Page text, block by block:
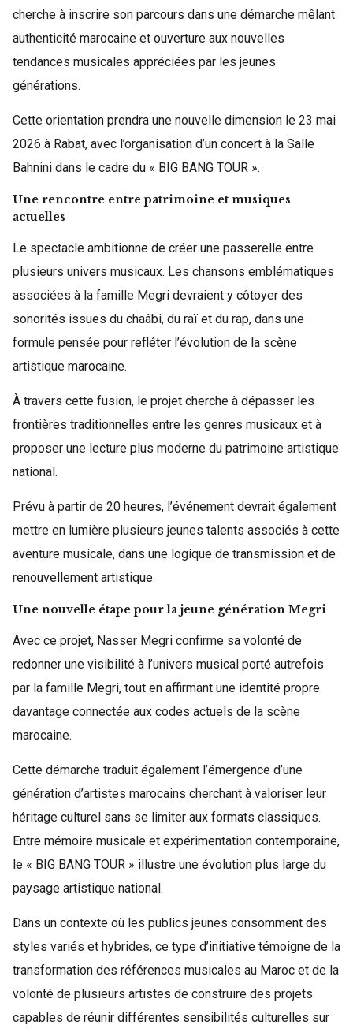
cherche à inscrire son parcours dans une démarche mêlant
authenticité marocaine et ouverture aux nouvelles
tendances musicales appréciées par les jeunes
générations.
Cette orientation prendra une nouvelle dimension le 23 mai
2026 à Rabat, avec l’organisation d’un concert à la Salle
Bahnini dans le cadre du « BIG BANG TOUR ».
Une rencontre entre patrimoine et musiques
actuelles
Le spectacle ambitionne de créer une passerelle entre
plusieurs univers musicaux. Les chansons emblématiques
associées à la famille Megri devraient y côtoyer des
sonorités issues du chaâbi, du raï et du rap, dans une
formule pensée pour refléter l’évolution de la scène
artistique marocaine.
À travers cette fusion, le projet cherche à dépasser les
frontières traditionnelles entre les genres musicaux et à
proposer une lecture plus moderne du patrimoine artistique
national.
Prévu à partir de 20 heures, l’événement devrait également
mettre en lumière plusieurs jeunes talents associés à cette
aventure musicale, dans une logique de transmission et de
renouvellement artistique.
Une nouvelle étape pour la jeune génération Megri
Avec ce projet, Nasser Megri confirme sa volonté de
redonner une visibilité à l’univers musical porté autrefois
par la famille Megri, tout en affirmant une identité propre
davantage connectée aux codes actuels de la scène
marocaine.
Cette démarche traduit également l’émergence d’une
génération d’artistes marocains cherchant à valoriser leur
héritage culturel sans se limiter aux formats classiques.
Entre mémoire musicale et expérimentation contemporaine,
le « BIG BANG TOUR » illustre une évolution plus large du
paysage artistique national.
Dans un contexte où les publics jeunes consomment des
styles variés et hybrides, ce type d’initiative témoigne de la
transformation des références musicales au Maroc et de la
volonté de plusieurs artistes de construire des projets
capables de réunir différentes sensibilités culturelles sur